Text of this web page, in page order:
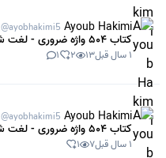
Ayoub Hakimi
@ayobhakimi5
کتاب 504 واژه ضروری - لغت شماره 47
1 سال قبل 13
2
1
Ayoub Hakimi
@ayobhakimi5
کتاب 504 واژه ضروری - لغت شماره 46
1 سال قبل 7
1